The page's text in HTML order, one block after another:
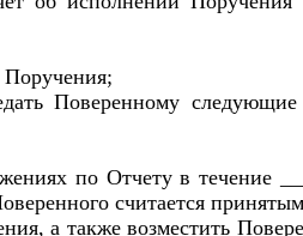
Поверенному
по Отчету в течение
считается
а также возместить